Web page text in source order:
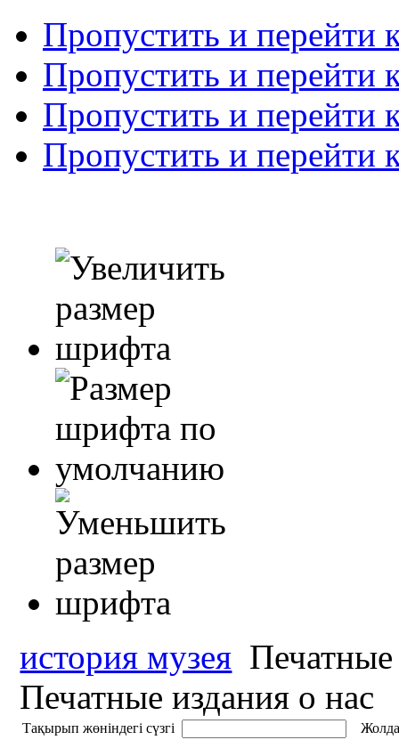
Пропустить и перейти
Пропустить и перейти
Пропустить и перейти
Пропустить и перейти
история музея Печатные
Печатные издания о нас
Тақырып жөніндегі сүзгі